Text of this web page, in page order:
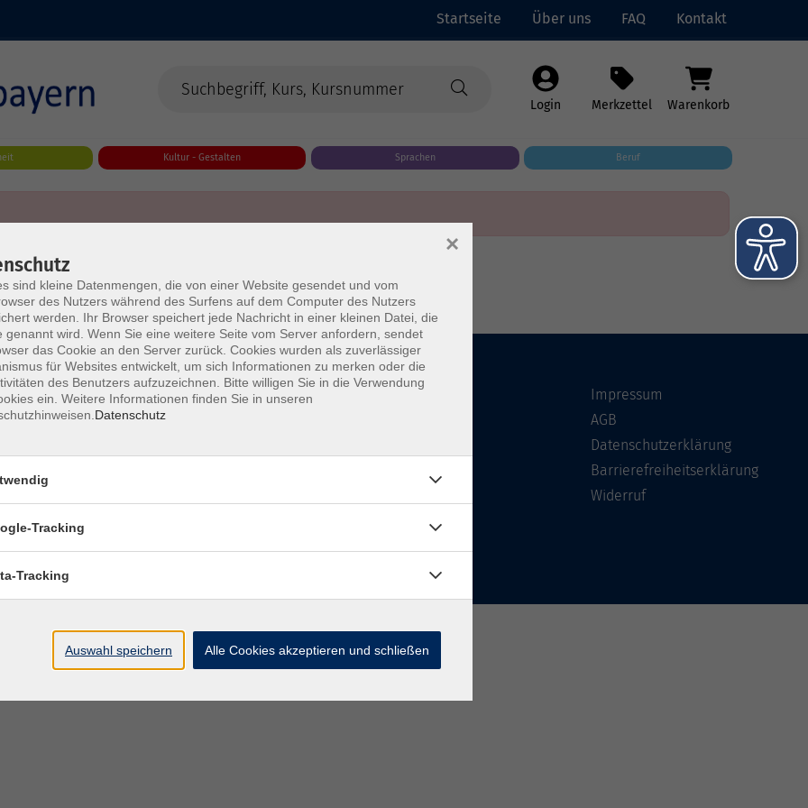
Startseite Über uns FAQ Kontakt
Login Merkzettel Warenkorb
Kultur - Gestalten Sprachen Beruf
Startseite
Impressum
AGB
Datenschutzerklärung
Barrierefreiheitserklärung
Widerruf
sind kleine Datenmengen, die von einer Website gesendet und vom
des Nutzers während des Surfens auf dem Computer des Nutzers
werden. Ihr Browser speichert jede Nachricht in einer kleinen Datei, die
genannt wird. Wenn Sie eine weitere Seite vom Server anfordern, sendet
das Cookie an den Server zurück. Cookies wurden als zuverlässiger
für Websites entwickelt, um sich Informationen zu merken oder die
des Benutzers aufzuzeichnen. Bitte willigen Sie in die Verwendung
ein. Weitere Informationen finden Sie in unseren
Datenschutz
×
Tracking
Tracking
Auswahl speichern Alle Cookies akzeptieren und schließen